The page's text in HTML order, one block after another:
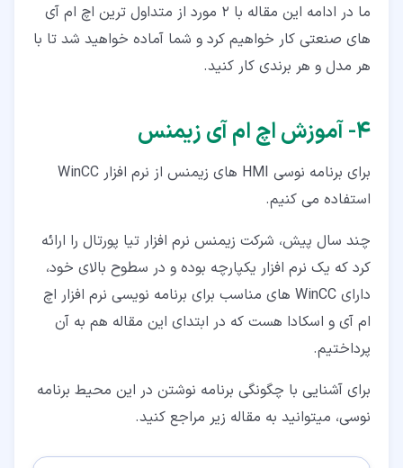
ما در ادامه این مقاله با 2 مورد از متداول ترین اچ ام آی
های صنعتی کار خواهیم کرد و شما آماده خواهید شد تا با
هر مدل و هر برندی کار کنید.
۴‏- آموزش اچ ام آی زیمنس
برای برنامه نوسی HMI های زیمنس از نرم افزار WinCC
استفاده می کنیم.
چند سال پیش، شرکت زیمنس نرم افزار تیا پورتال را ارائه
کرد که یک نرم افزار یکپارچه بوده و در سطوح بالای خود،
دارای WinCC های مناسب برای برنامه نویسی نرم افزار اچ
ام آی و اسکادا هست که در ابتدای این مقاله هم به آن
پرداختیم.
برای آشنایی با چگونگی برنامه نوشتن در این محیط برنامه
نوسی، میتوانید به مقاله زیر مراجع کنید.